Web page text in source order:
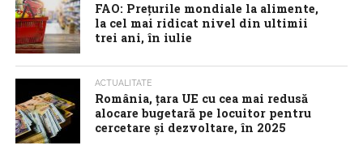
FAO: Prețurile mondiale la alimente,
la cel mai ridicat nivel din ultimii
trei ani, în iulie
ACTUALITATE
România, țara UE cu cea mai redusă
alocare bugetară pe locuitor pentru
cercetare și dezvoltare, în 2025